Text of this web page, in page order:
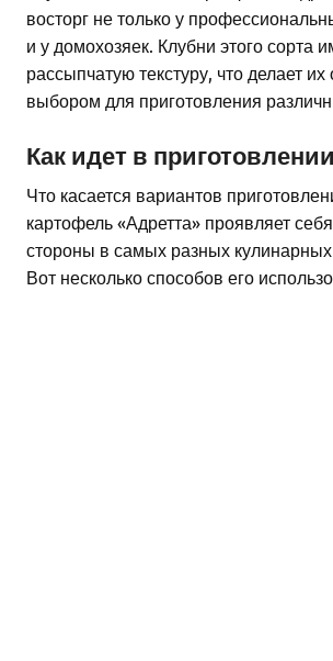
восторг не только у
и у домохозяек. Клубни этого сорта
рассыпчатую текстуру, что делает
выбором для приготовления
Как идет в
Что касается вариантов
картофель «Адретта» проявляет
стороны в самых разных
Вот несколько способов его